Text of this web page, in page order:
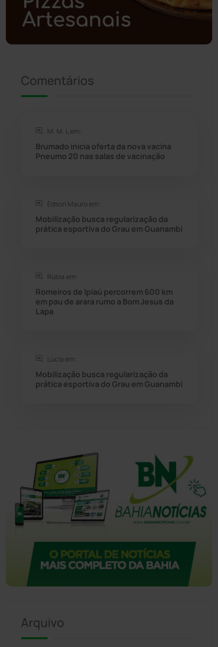
Política (03)
Rio de Contas
Rio do Pires
Sebastião Laranjeiras
Sudoeste Baiano
Tanhaçu (426)
Tecnologia
Urandi (157)
Comentários
M. M. L em:
Brumado inicia oferta da nova vacina
Pneumo 20 nas salas de vacinação
Edson Mauro em:
Mobilização busca regularização da
prática esportiva do Grau em Guanambi
Rúbia em:
Romeiros de Ipiaú percorrem 600 km
em pau de arara rumo a Bom Jesus da
Lapa
Lúcia em:
Mobilização busca regularização da
prática esportiva do Grau em Guanambi
Arquivo